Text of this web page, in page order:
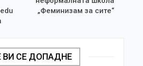
„Феминизам за сите“
СЕ ДОПАДНЕ